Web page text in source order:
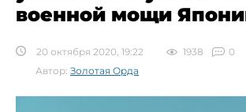
военной мощи
20 октября 2020, 19:22 1938
0
Автор: Золотая Орда